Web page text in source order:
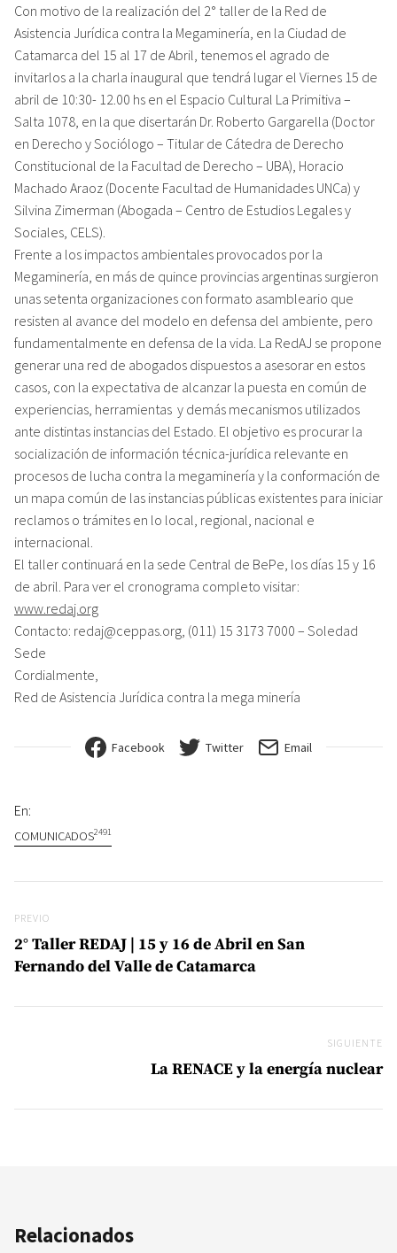
Con motivo de la realización del 2° taller de la Red de
Asistencia Jurídica contra la Megaminería, en la Ciudad de
Catamarca del 15 al 17 de Abril, tenemos el agrado de
invitarlos a la charla inaugural que tendrá lugar el Viernes 15 de
abril de 10:30- 12.00 hs en el Espacio Cultural La Primitiva –
Salta 1078, en la que disertarán Dr. Roberto Gargarella (Doctor
en Derecho y Sociólogo – Titular de Cátedra de Derecho
Constitucional de la Facultad de Derecho – UBA), Horacio
Machado Araoz (Docente Facultad de Humanidades UNCa) y
Silvina Zimerman (Abogada – Centro de Estudios Legales y
Sociales, CELS).
Frente a los impactos ambientales provocados por la
Megaminería, en más de quince provincias argentinas surgieron
unas setenta organizaciones con formato asambleario que
resisten al avance del modelo en defensa del ambiente, pero
fundamentalmente en defensa de la vida. La RedAJ se propone
generar una red de abogados dispuestos a asesorar en estos
casos, con la expectativa de alcanzar la puesta en común de
experiencias, herramientas y demás mecanismos utilizados
ante distintas instancias del Estado. El objetivo es procurar la
socialización de información técnica-jurídica relevante en
procesos de lucha contra la megaminería y la conformación de
un mapa común de las instancias públicas existentes para iniciar
reclamos o trámites en lo local, regional, nacional e
internacional.
El taller continuará en la sede Central de BePe, los días 15 y 16
de abril. Para ver el cronograma completo visitar:
www.redaj.org
Contacto: redaj@ceppas.org, (011) 15 3173 7000 – Soledad
Sede
Cordialmente,
Red de Asistencia Jurídica contra la mega minería
Facebook Twitter Email
En:
COMUNICADOS2491
Previo
PREVIO
2° Taller REDAJ | 15 y 16 de Abril en San
Fernando del Valle de Catamarca
SIGUIENTE
La RENACE y la energía nuclear
Relacionados